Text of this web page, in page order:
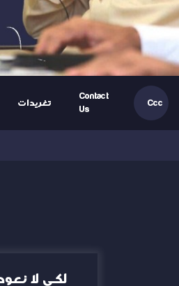
تغريدات
Contact
Us
Ccc